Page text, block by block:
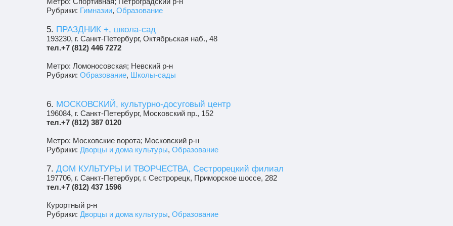
Рубрики: Гимназии, Образование
5. ПРАЗДНИК +, школа-сад
193230, г. Санкт-Петербург, Октябрьская наб., 48
тел.+7 (812) 446 7272
Метро: Ломоносовская; Невский р-н
Рубрики: Образование, Школы-сады
6. МОСКОВСКИЙ, культурно-досуговый центр
196084, г. Санкт-Петербург, Московский пр., 152
тел.+7 (812) 387 0120
Метро: Московские ворота; Московский р-н
Рубрики: Дворцы и дома культуры, Образование
7. ДОМ КУЛЬТУРЫ И ТВОРЧЕСТВА, Сестрорецкий филиал
197706, г. Санкт-Петербург, г. Сестрорецк, Приморское шоссе, 282
тел.+7 (812) 437 1596
Курортный р-н
Рубрики: Дворцы и дома культуры, Образование